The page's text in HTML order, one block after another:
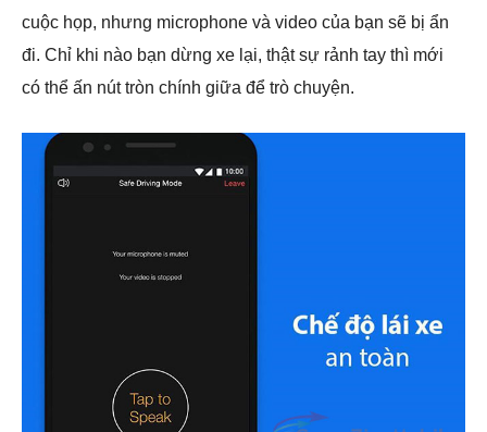
cuộc họp, nhưng microphone và video của bạn sẽ bị ẩn
đi. Chỉ khi nào bạn dừng xe lại, thật sự rảnh tay thì mới
có thể ấn nút tròn chính giữa để trò chuyện.